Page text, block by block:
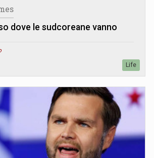
dove le sudcoreane vanno
Life